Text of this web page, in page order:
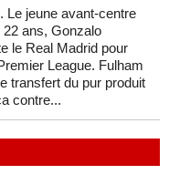
Le jeune avant-centre
ans, Gonzalo
le Real Madrid pour
League. Fulham
transfert du pur produit
contre...